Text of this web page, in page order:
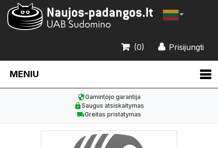
Prisijungti
(0)
MENIU
Gamintojo garantija
Saugus atsiskaitymas
Greitas pristatymas